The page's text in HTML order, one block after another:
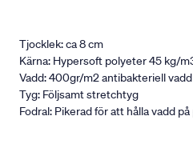
Tjocklek: ca 8 cm
Kärna: Hypersoft polyeter 45 kg/
Vadd: 400gr/m2 antibakteriell vadd
Tyg: Följsamt stretchtyg
Fodral: Pikerad för att hålla vadd